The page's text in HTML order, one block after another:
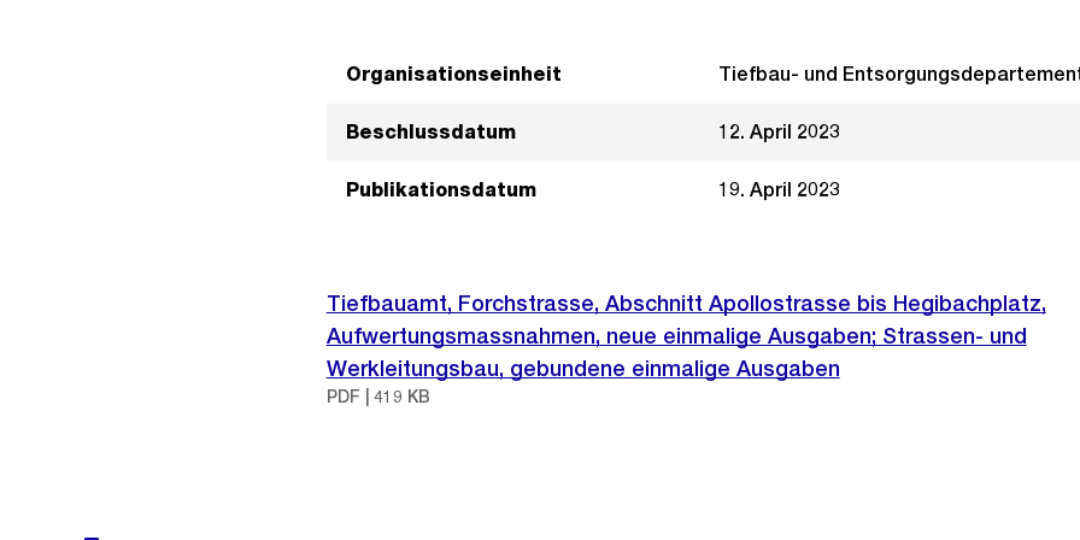
Organisationseinheit Tiefbau- und
Beschlussdatum 12. April 2023
Publikationsdatum 19. April 2023
Tiefbauamt, Forchstrasse, Abschnitt Apollostrasse bis Hegibachplatz,
Aufwertungsmassnahmen, neue einmalige Ausgaben; Strassen- und
Werkleitungsbau, gebundene einmalige Ausgaben
PDF | 419 KB